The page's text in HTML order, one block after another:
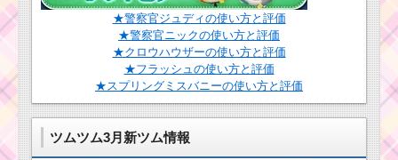
★警察官ジュディの使い方と評価
★警察官ニックの使い方と評価
★クロウハウザーの使い方と評価
★フラッシュの使い方と評価
★スプリングミスバニーの使い方と評価
ツムツム3月新ツム情報